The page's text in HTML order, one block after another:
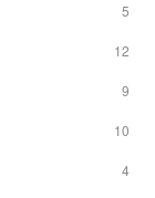
5
12
9
10
4